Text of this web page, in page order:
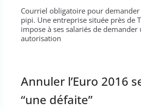
Courriel obligatoire pour demander
pipi. Une entreprise située près de
impose à ses salariés de demander
autorisation
Annuler l’Euro 2016
“une défaite”